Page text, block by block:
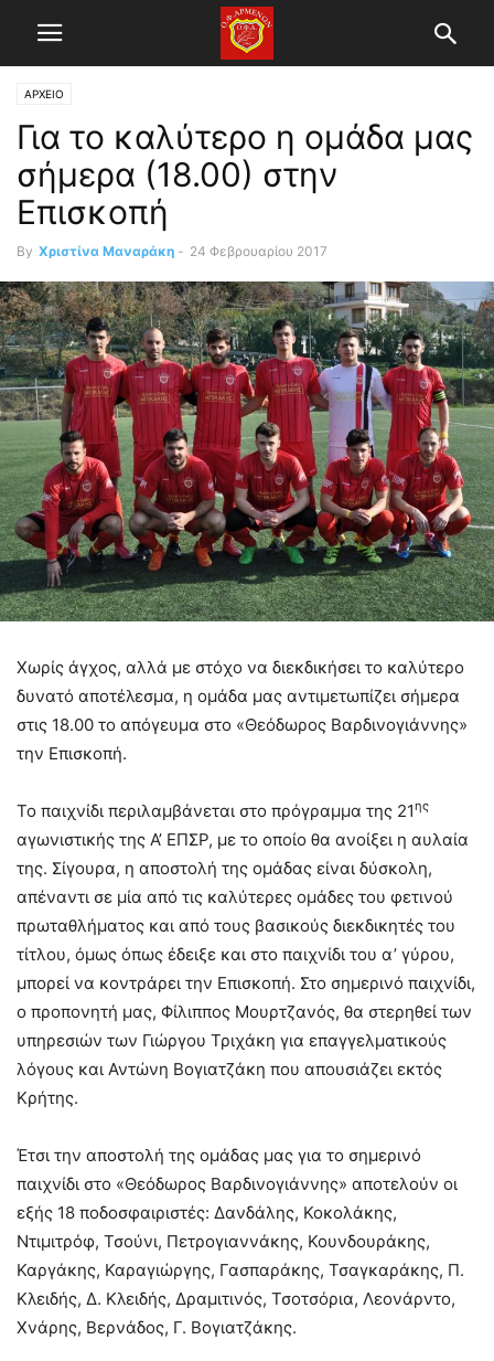
ΑΡΧΕΙΟ
Για το καλύτερο η ομάδα μας
σήμερα (18.00) στην
Επισκοπή
By Χριστίνα Μαναράκη - 24 Φεβρουαρίου 2017
Χωρίς άγχος, αλλά με στόχο να διεκδικήσει το καλύτερο
δυνατό αποτέλεσμα, η ομάδα μας αντιμετωπίζει σήμερα
στις 18.00 το απόγευμα στο «Θεόδωρος Βαρδινογιάννης»
την Επισκοπή.
Το παιχνίδι περιλαμβάνεται στο πρόγραμμα της 21ης
αγωνιστικής της Α’ ΕΠΣΡ, με το οποίο θα ανοίξει η αυλαία
της. Σίγουρα, η αποστολή της ομάδας είναι δύσκολη,
απέναντι σε μία από τις καλύτερες ομάδες του φετινού
πρωταθλήματος και από τους βασικούς διεκδικητές του
τίτλου, όμως όπως έδειξε και στο παιχνίδι του α’ γύρου,
μπορεί να κοντράρει την Επισκοπή. Στο σημερινό παιχνίδι,
ο προπονητή μας, Φίλιππος Μουρτζανός, θα στερηθεί των
υπηρεσιών των Γιώργου Τριχάκη για επαγγελματικούς
λόγους και Αντώνη Βογιατζάκη που απουσιάζει εκτός
Κρήτης.
Έτσι την αποστολή της ομάδας μας για το σημερινό
παιχνίδι στο «Θεόδωρος Βαρδινογιάννης» αποτελούν οι
εξής 18 ποδοσφαιριστές: Δανδάλης, Κοκολάκης,
Ντιμιτρόφ, Τσούνι, Πετρογιαννάκης, Κουνδουράκης,
Καργάκης, Καραγιώργης, Γασπαράκης, Τσαγκαράκης, Π.
Κλειδής, Δ. Κλειδής, Δραμιτινός, Τσοτσόρια, Λεονάρντο,
Χνάρης, Βερνάδος, Γ. Βογιατζάκης.